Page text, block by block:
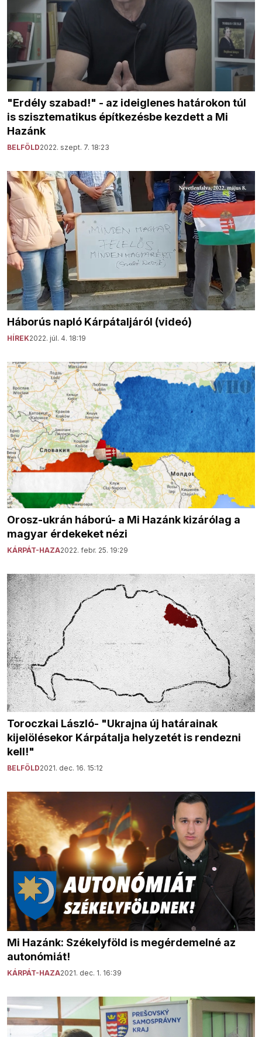
"Erdély szabad!" - az ideiglenes határokon túl
is szisztematikus építkezésbe kezdett a Mi
Hazánk
BELFÖLD2022. szept. 7. 18:23
Háborús napló Kárpátaljáról (videó)
HÍREK2022. júl. 4. 18:19
Orosz-ukrán háború- a Mi Hazánk kizárólag a
magyar érdekeket nézi
KÁRPÁT-HAZA2022. febr. 25. 19:29
Toroczkai László- "Ukrajna új határainak
kijelölésekor Kárpátalja helyzetét is rendezni
kell!"
BELFÖLD2021. dec. 16. 15:12
Mi Hazánk: Székelyföld is megérdemelné az
autonómiát!
KÁRPÁT-HAZA2021. dec. 1. 16:39